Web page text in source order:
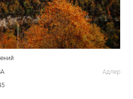
Адлер